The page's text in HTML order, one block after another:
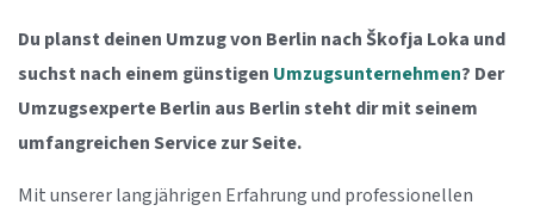
Du planst deinen Umzug von Berlin nach Škofja Loka und
suchst nach einem günstigen Umzugsunternehmen? Der
Umzugsexperte Berlin aus Berlin steht dir mit seinem
umfangreichen Service zur Seite.
Mit unserer langjährigen Erfahrung und professionellen